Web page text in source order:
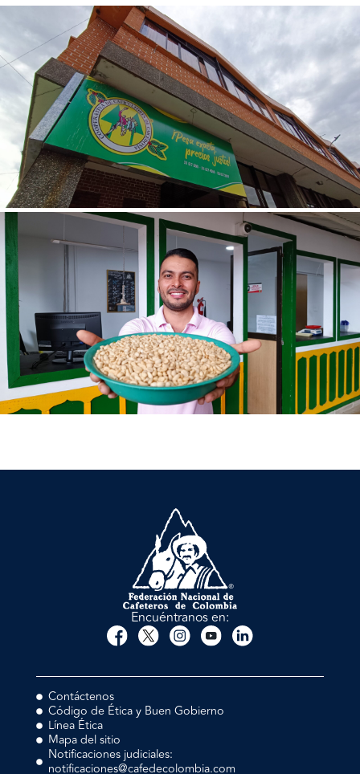
Encuéntranos en:
Contáctenos
Código de Ética y Buen Gobierno
Línea Ética
Mapa del sitio
Notificaciones judiciales:
notificaciones@cafedecolombia.com